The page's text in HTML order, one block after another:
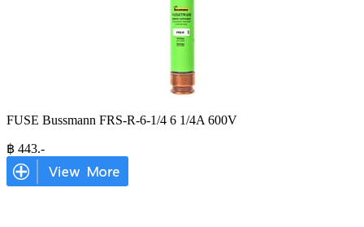
FUSE Bussmann FRS-R-6-1/4 6 1/4A 600V
฿ 443.-